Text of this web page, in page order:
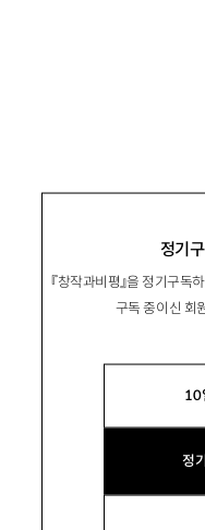
정기
『창작과비평』을 정기구독
구독 중이신 회
10
정
‘이순신 서사
서울대 중문과